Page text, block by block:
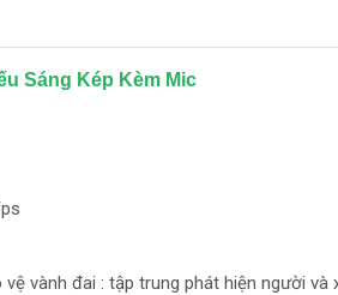
Sáng Kép Kèm Mic
vành đai : tập trung phát hiện người và